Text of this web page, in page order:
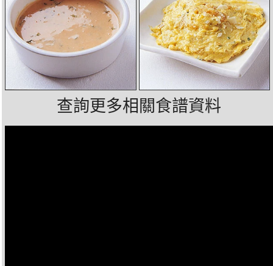
查詢更多相關食譜資料